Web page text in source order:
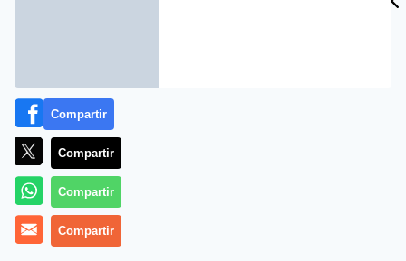
Más información
Compartir
Compartir
Compartir
Compartir